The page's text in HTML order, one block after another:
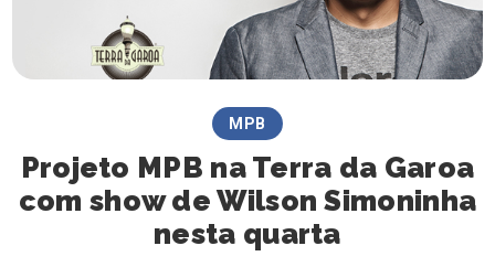
MPB
Projeto MPB na Terra da Garoa
com show de Wilson Simoninha
nesta quarta